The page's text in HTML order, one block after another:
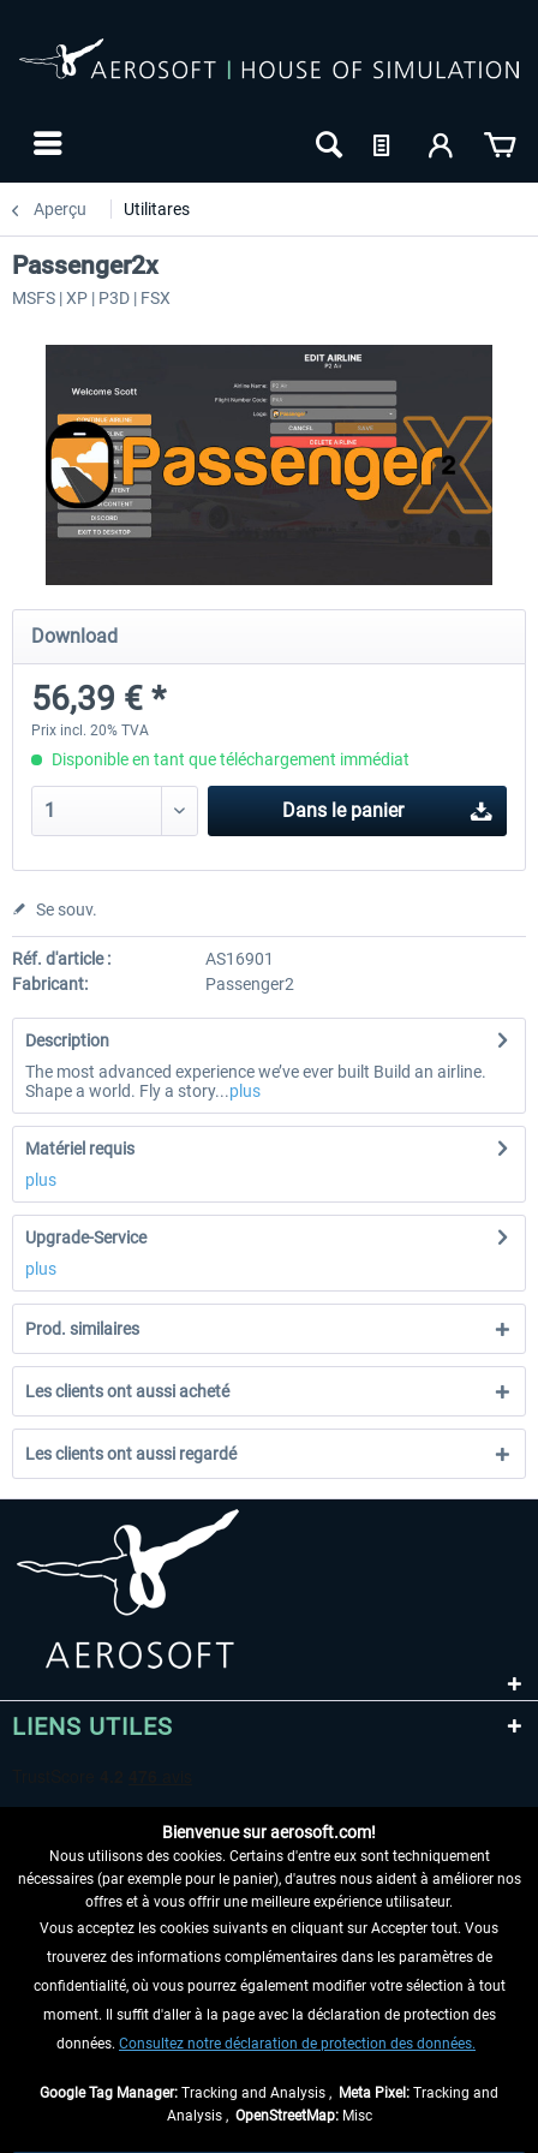
Aperçu Utilitares
Ultimate Traffic Live
49,36 € *
Passenger2x
MSFS | XP | P3D | FSX
Download
56,39 € *
Prix incl. 20% TVA
Disponible en tant que téléchargement immédiat
Dans le panier
Se souv.
Réf. d'article :
AS16901
Fabricant:
Passenger2
Description
The most advanced experience we’ve ever built Build an airline.
Shape a world. Fly a story...plus
Matériel requis
plus
Upgrade-Service
plus
Prod. similaires
Les clients ont aussi acheté
Les clients ont aussi regardé
LIENS UTILES
RENONCER AU CONTRAT ICI
INFORMATIONS
NE MANQUEZ PAS LES DERNIÈRES
Bienvenue sur aerosoft.com!
Nous utilisons des cookies. Certains d'entre eux sont techniquement
nécessaires (par exemple pour le panier), d'autres nous aident à améliorer nos
offres et à vous offrir une meilleure expérience utilisateur.
Vous acceptez les cookies suivants en cliquant sur Accepter tout. Vous
trouverez des informations complémentaires dans les paramètres de
confidentialité, où vous pourrez également modifier votre sélection à tout
moment. Il suffit d'aller à la page avec la déclaration de protection des
données. Consultez notre déclaration de protection des données.
Google Tag Manager: Tracking and Analysis , Meta Pixel: Tracking and
Analysis , OpenStreetMap:Misc